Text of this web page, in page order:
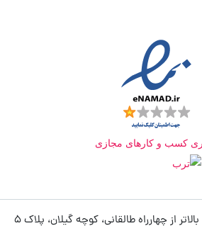
تهران، خیابان ولیعصر، بالاتر از چهارراه طالقانی، کوچه گیلان، پلاک 5